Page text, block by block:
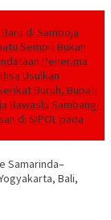
di Samboja
Sempit Bukan
Penerima
Usulkan
Buruh, Bupati
Bawaslu Sambangi
di SIPOL pada
Samarinda–
Bali,